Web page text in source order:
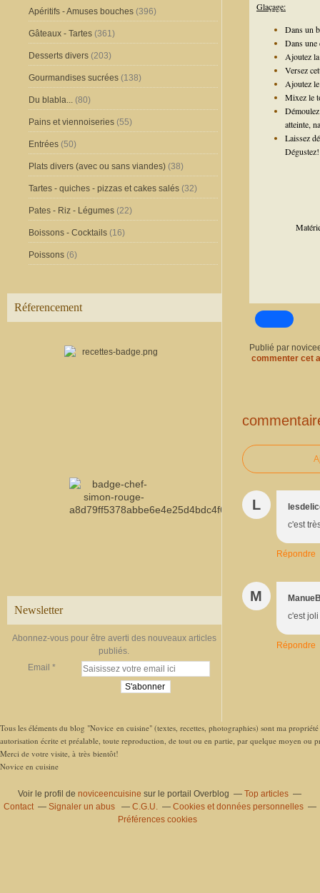
Apéritifs - Amuses bouches (396)
Gâteaux - Tartes (361)
Desserts divers (203)
Gourmandises sucrées (138)
Du blabla... (80)
Pains et viennoiseries (55)
Entrées (50)
Plats divers (avec ou sans viandes) (38)
Tartes - quiches - pizzas et cakes salés (32)
Pates - Riz - Légumes (22)
Boissons - Cocktails (16)
Poissons (6)
Réferencement
Newsletter
Abonnez-vous pour être averti des nouveaux articles
publiés.
Email
Glaçage:
Dans un
Dans une
Ajoutez
Versez
Ajoutez
Mixez le
atteinte,
Laissez
Dégustez!
Publié par
commenter cet
L
c'est
Répondre
M
c'est
Répondre
Tous les éléments du blog "Novice en cuisine" (textes, recettes, photographies) sont ma
autorisation écrite et préalable, toute reproduction, de tout ou en partie, par quelque moyen ou
Merci de votre visite, à très bientôt!
Novice en cuisine
Voir le profil denoviceencuisine sur le portail Overblog
Top articles
Contact
Signaler un abus C.G.U.
Cookies et données personnelles
Préférences cookies